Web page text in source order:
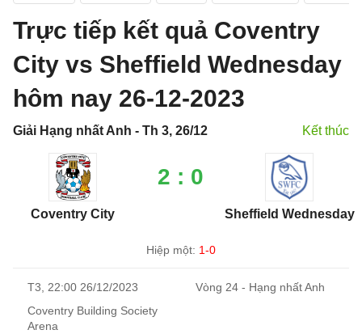
Trực tiếp kết quả Coventry
City vs Sheffield Wednesday
hôm nay 26-12-2023
Giải Hạng nhất Anh - Th 3, 26/12 Kết thúc
Coventry City
2 : 0
Sheffield Wednesday
Hiệp một: 1-0
T3, 22:00 26/12/2023
Vòng 24 - Hạng nhất Anh
Coventry Building Society
Arena